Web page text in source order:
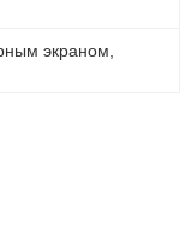
экраном